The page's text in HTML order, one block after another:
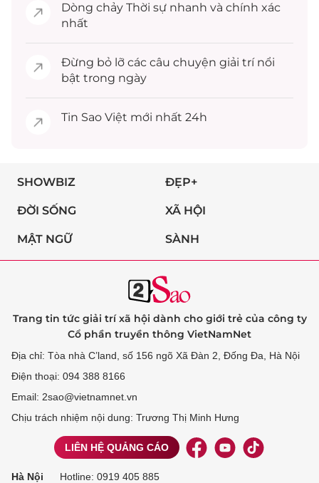
Dòng chảy Thời sự nhanh và chính xác
nhất
Đừng bỏ lỡ các câu chuyện giải trínổi
bật trong ngày
Tin Sao Việt mới nhất 24h
SHOWBIZ ĐẸP+
ĐỜI SỐNG XÃ HỘI
MẬT NGỮ SÀNH
Trang tin tức giải trí xã hội dành cho giới trẻ của công ty
Cổ phần truyền thông VietNamNet
Địa chỉ: Tòa nhà C’land, số 156 ngõ Xã Đàn 2, Đống Đa, Hà Nội
Điện thoại: 094 388 8166
Email: 2sao@vietnamnet.vn
Chịu trách nhiệm nội dung: Trương Thị Minh Hưng
LIÊN HỆ QUẢNG CÁO
Hà Nội Hotline: 0919 405 885